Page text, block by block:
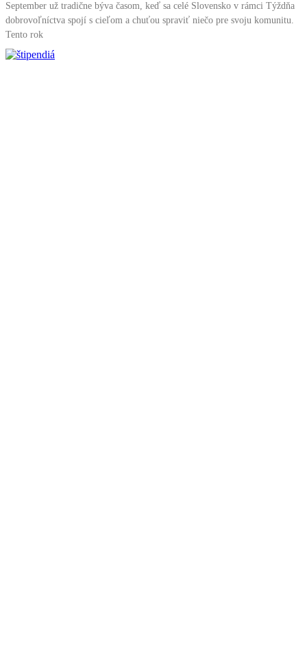
September už tradične býva časom, keď sa celé Slovensko v rámci Týždňa
dobrovoľníctva spojí s cieľom a chuťou spraviť niečo pre svoju komunitu.
Tento rok